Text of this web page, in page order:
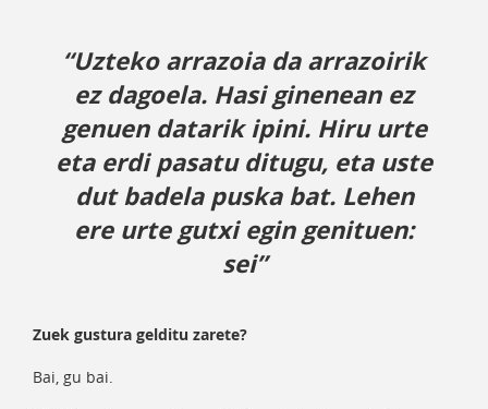
“Uzteko arrazoia da arrazoirik
ez dagoela. Hasi ginenean ez
genuen datarik ipini. Hiru urte
eta erdi pasatu ditugu, eta uste
dut badela puska bat. Lehen
ere urte gutxi egin genituen:
sei”
Zuek gustura gelditu zarete?
Bai, gu bai.